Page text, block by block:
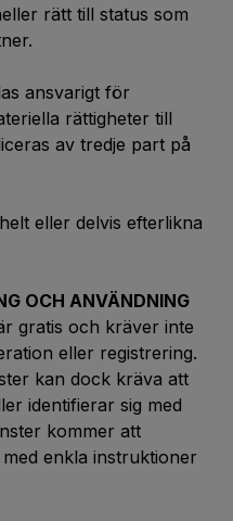
rätt till status som
ansvarigt för
rättigheter till
av tredje part på
eller delvis efterlikna
OCH ANVÄNDNING
gratis och kräver inte
eller registrering.
kan dock kräva att
identifierar sig med
kommer att
enkla instruktioner